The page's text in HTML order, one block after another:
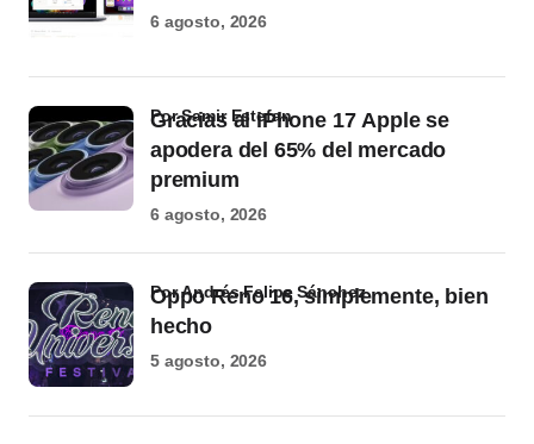
6 agosto, 2026
Gracias al iPhone 17 Apple se
apodera del 65% del mercado
premium
por Samir Estefan
6 agosto, 2026
Oppo Reno 16, simplemente, bien
hecho
por Andrés Felipe Sánchez
5 agosto, 2026